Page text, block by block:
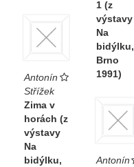
1 (z
výstavy
Na
bidýlku,
Brno
1991)
Antonín
Střížek
Zima v
horách (z
výstavy
Na
bidýlku,
Antonín